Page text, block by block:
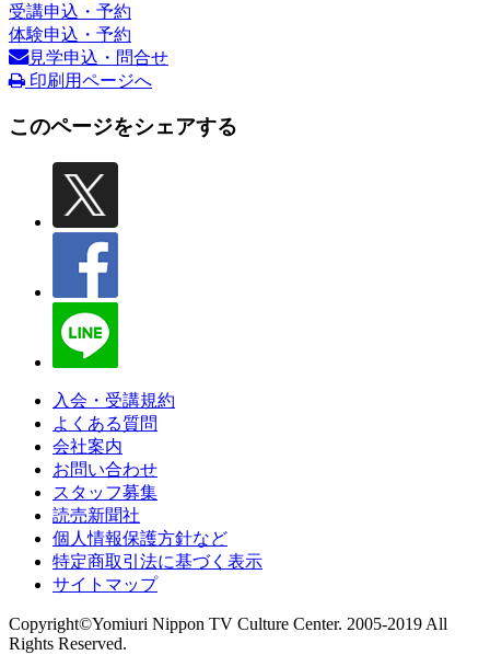
受講申込・予約
体験申込・予約
見学申込・問合せ
印刷用ページへ
このページをシェアする
入会・受講規約
よくある質問
会社案内
お問い合わせ
スタッフ募集
読売新聞社
個人情報保護方針など
特定商取引法に基づく表示
サイトマップ
Copyright©Yomiuri Nippon TV Culture Center. 2005-2019 All
Rights Reserved.